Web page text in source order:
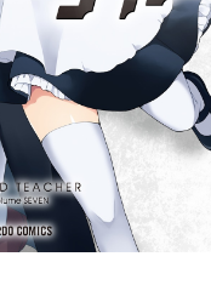
コミックパルフェ
クエッセイ
じる